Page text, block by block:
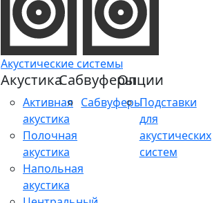
Акустические системы
Акустика
Активная
акустика
Полочная
акустика
Напольная
акустика
Сабвуферы
Сабвуферы
Опции
Подставки
для
акустических
систем